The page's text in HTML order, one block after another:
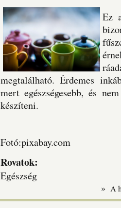
Ez
megtalálható. Érdemes
mert egészségesebb, és
készíteni.
Fotó:pixabay.com
Rovatok:
Egészség
» A